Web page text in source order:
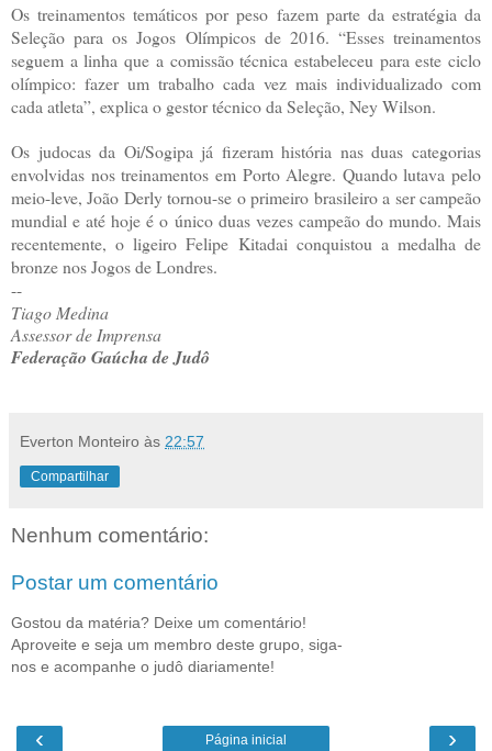
Os treinamentos temáticos por peso fazem parte da estratégia da
Seleção para os Jogos Olímpicos de 2016. “Esses treinamentos
seguem a linha que a comissão técnica estabeleceu para este ciclo
olímpico: fazer um trabalho cada vez mais individualizado com
cada atleta”, explica o gestor técnico da Seleção, Ney Wilson.
Os judocas da Oi/Sogipa já fizeram história nas duas categorias
envolvidas nos treinamentos em Porto Alegre. Quando lutava pelo
meio-leve, João Derly tornou-se o primeiro brasileiro a ser campeão
mundial e até hoje é o único duas vezes campeão do mundo. Mais
recentemente, o ligeiro Felipe Kitadai conquistou a medalha de
bronze nos Jogos de Londres.
--
Tiago Medina
Assessor de Imprensa
Federação Gaúcha de Judô
Everton Monteiro às 22:57
Compartilhar
Nenhum comentário:
Postar um comentário
Gostou da matéria? Deixe um comentário!
Aproveite e seja um membro deste grupo, siga-
nos e acompanhe o judô diariamente!
‹ ›
Página inicial